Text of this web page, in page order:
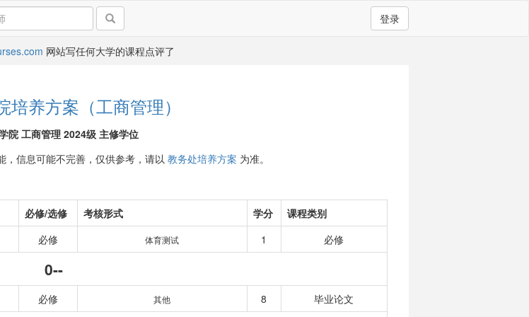
登录
网站写任何大学的课程点评了
培养方案（工商管理）
院 工商管理 2024级 主修学位
信息可能不完善，仅供参考，请以 教务处培养方案 为准。
必修/选修 考核形式 学分
课程类别
必修 体育测试 1 必修
0--
必修 其他 8 毕业论文